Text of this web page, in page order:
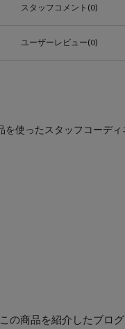
スタッフコメント(0)
ユーザーレビュー(0)
この商品を紹介したブログ